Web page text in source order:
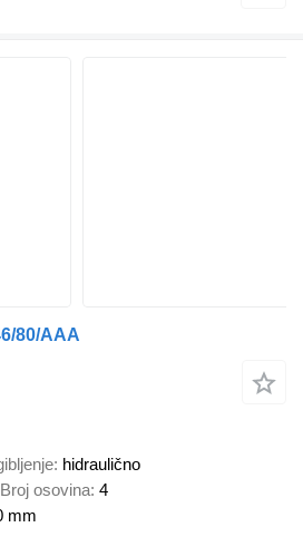
80/AAA
hidraulično
Broj osovina 4
mm